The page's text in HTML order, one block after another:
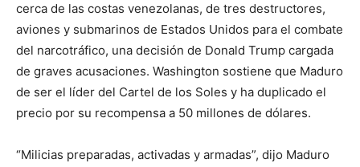
cerca de las costas venezolanas, de tres destructores,
aviones y submarinos de Estados Unidos para el combate
del narcotráfico, una decisión de Donald Trump cargada
de graves acusaciones. Washington sostiene que Maduro
de ser el líder del Cartel de los Soles y ha duplicado el
precio por su recompensa a 50 millones de dólares.
“Milicias preparadas, activadas y armadas”, dijo Maduro